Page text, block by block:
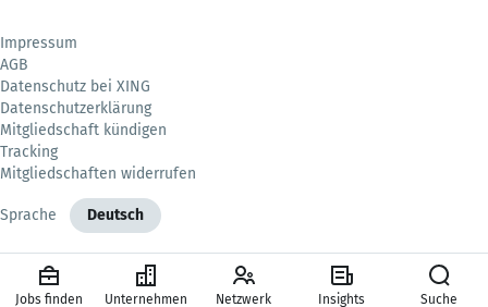
Impressum
AGB
Datenschutz bei XING
Datenschutzerklärung
Mitgliedschaft kündigen
Tracking
Mitgliedschaften widerrufen
Sprache Deutsch
Jobs finden Unternehmen Netzwerk Insights Suche